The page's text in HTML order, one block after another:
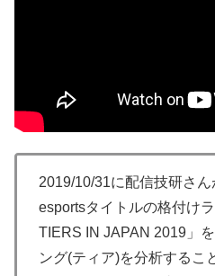
2019/10/31に配信技研さ
esportsタイトルの格付け
TIERS IN JAPAN 2019」
ング(ティア)を分析するこ